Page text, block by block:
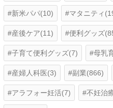
新米パパ(10) マタニティ
産後ケア(11) 便利グッズ
子育て便利グッズ(7) 母乳
産婦人科医(3) 副業(866)
アラフォー妊活(7) 不妊治